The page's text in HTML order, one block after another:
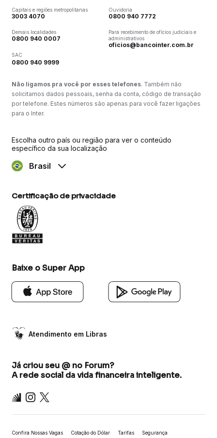
Capitais e regiões metropolitanas
3003 4070
Demais localidades
0800 940 0007
SAC
0800 940 9999
Ouvidoria
0800 940 7772
Para recebimento de ofícios judiciais e
administrativos
oficios@bancointer.com.br
Não ligamos pra você por esses telefones. Também não
solicitamos dados pessoais, senha da conta, código de transação
por telefone. Estes números são apenas para você fazer ligações
para o Inter.
Escolha outro país ou região para ver o conteúdo
específico da sua localização
Brasil
Certificação de privacidade
Baixe o Super App
Atendimento em Libras
Já criou seu @ no Forum?
A rede social da vida financeira inteligente.
Inter Instagram
X
Confira Nossas Vagas Cotação do Dólar Tarifas Segurança